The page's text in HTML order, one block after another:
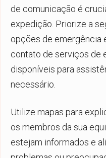
de comunicação é
expedição. Priorize a
opções de emergência
contato de serviços de
disponíveis para
necessário.
Utilize mapas para
os membros da sua
estejam informados e